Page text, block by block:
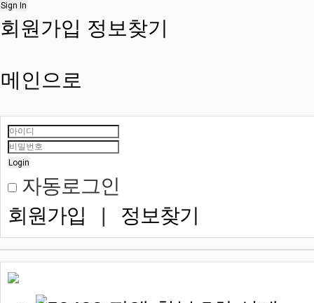
Sign In
회원가입 정보찾기
메인으로
Login
자동로그인
회원가입 | 정보찾기